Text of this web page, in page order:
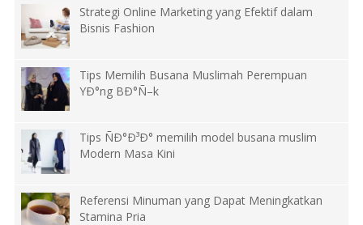
Strategi Online Marketing yang Efektif dalam
Bisnis Fashion
Tips Memilih Busana Muslimah Perempuan
YÐ°ng BÐ°Ñ–k
Tips ÑÐ°Ð³Ð° memilih model busana muslim
Modern Masa Kini
Referensi Minuman yang Dapat Meningkatkan
Stamina Pria